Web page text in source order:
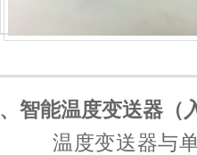
、智能温度变送器（
温度变送器与